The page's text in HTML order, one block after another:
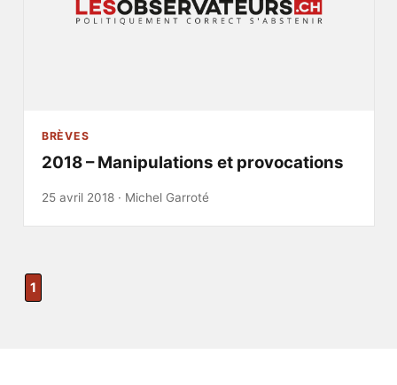
BRÈVES
2018 – Manipulations et provocations
25 avril 2018 · Michel Garroté
1